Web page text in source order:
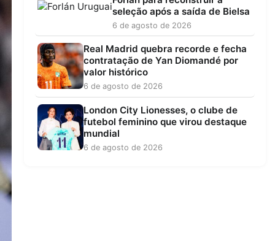
seleção após a saída de Bielsa
6 de agosto de 2026
Real Madrid quebra recorde e fecha
contratação de Yan Diomandé por
valor histórico
6 de agosto de 2026
London City Lionesses, o clube de
futebol feminino que virou destaque
mundial
6 de agosto de 2026